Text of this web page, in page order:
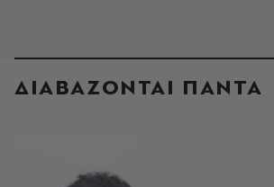
ΔΙΑΒΑΖΟΝΤΑΙ ΠΑΝΤΑ